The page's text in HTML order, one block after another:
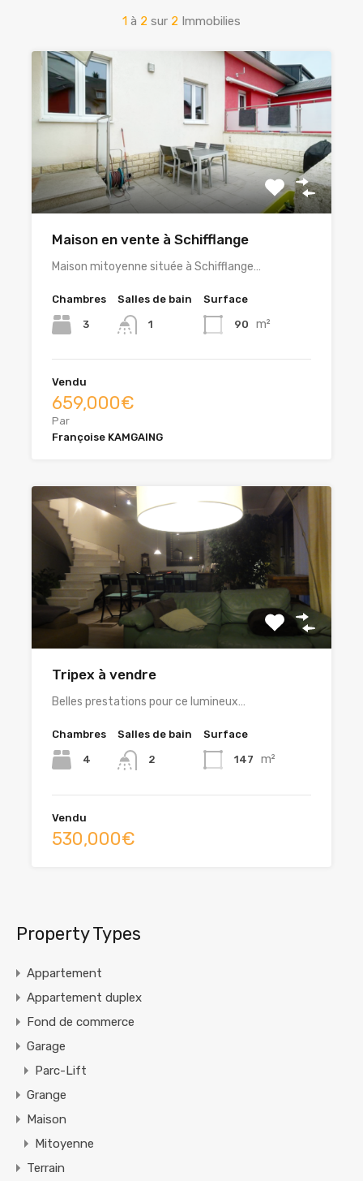
1 à 2 sur 2 Immobilies
Maison en vente à Schifflange
Maison mitoyenne située à Schifflange…
Chambres
3
Salles de bain
1
Surface
90 m²
Vendu
659,000€
Par
Françoise KAMGAING
Tripex à vendre
Belles prestations pour ce lumineux…
Chambres
4
Salles de bain
2
Surface
147 m²
Vendu
530,000€
Property Types
Appartement
Appartement duplex
Fond de commerce
Garage
Parc-Lift
Grange
Maison
Mitoyenne
Terrain